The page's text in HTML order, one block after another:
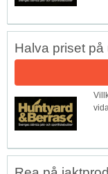
Halva priset